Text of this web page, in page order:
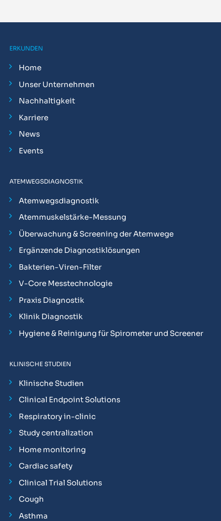
ERKUNDEN
Home
Unser Unternehmen
Nachhaltigkeit
Karriere
News
Events
ATEMWEGSDIAGNOSTIK
Atemwegsdiagnostik
Atemmuskelstärke-Messung
Überwachung & Screening der Atemwege
Ergänzende Diagnostiklösungen
Bakterien-Viren-Filter
V-Core Messtechnologie
Praxis Diagnostik
Klinik Diagnostik
Hygiene & Reinigung für Spirometer und Screener
KLINISCHE STUDIEN
Klinische Studien
Clinical Endpoint Solutions
Respiratory in-clinic
Study centralization
Home monitoring
Cardiac safety
Clinical Trial Solutions
Cough
Asthma